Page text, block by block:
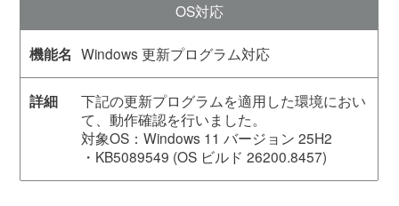
OS対応
Windows 更新プログラム対応
下記の更新プログラムを適用した環境におい
て、動作確認を行いました。
対象OS：Windows 11 バージョン 25H2
・KB5089549 (OS ビルド 26200.8457)